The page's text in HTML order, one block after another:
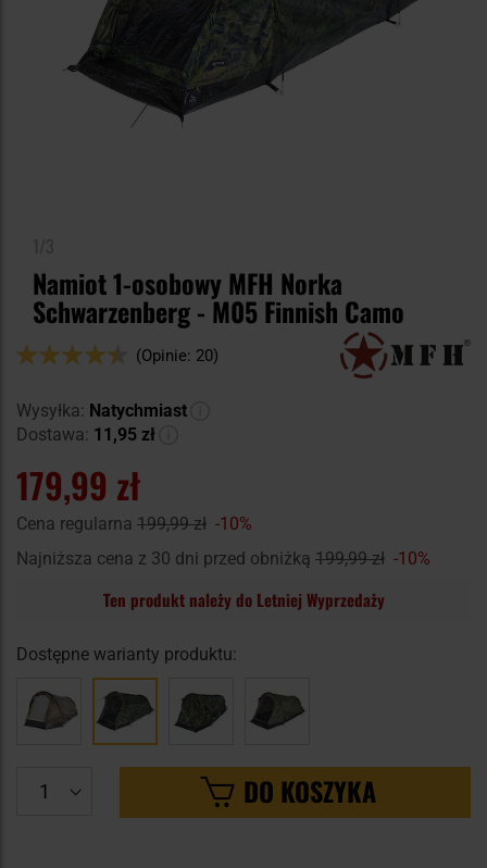
Namiot 1-osobowy MFH Norka
Schwarzenberg - M05 Finnish Camo
Ocena:
(Opinie: 20)
Wysyłka: Natychmiast
Dostawa: 11,95 zł
179,99 zł
Cena regularna 199,99 zł -10%
Najniższa cena z 30 dni przed obniżką 199,99 zł -10%
Ten produkt należy do Letniej Wyprzedaży
Dostępne warianty produktu:
DO KOSZYKA